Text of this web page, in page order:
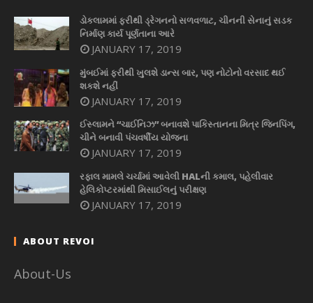
ડોકલામમાં ફરીથી ડ્રેગનનો સળવળાટ, ચીનની સેનાનું સડક
નિર્માણ કાર્ય પૂર્ણતાના આરે
JANUARY 17, 2019
મુંબઈમાં ફરીથી ખુલશે ડાન્સ બાર, પણ નોટોનો વરસાદ થઈ
શકશે નહીં
JANUARY 17, 2019
ઈસ્લામને “ચાઈનિઝ” બનાવશે પાકિસ્તાનના મિત્ર જિનપિંગ,
ચીને બનાવી પંચવર્ષીય યોજના
JANUARY 17, 2019
રફાલ મામલે ચર્ચામાં આવેલી HALની કમાલ, પહેલીવાર
હેલિકોપ્ટરમાંથી મિસાઈલનું પરીક્ષણ
JANUARY 17, 2019
ABOUT REVOI
About-Us